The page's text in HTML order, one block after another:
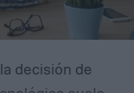
decisión de